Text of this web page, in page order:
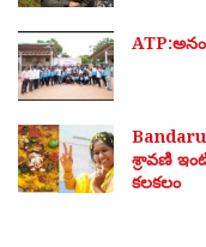
శ్రావణి
కలకలం